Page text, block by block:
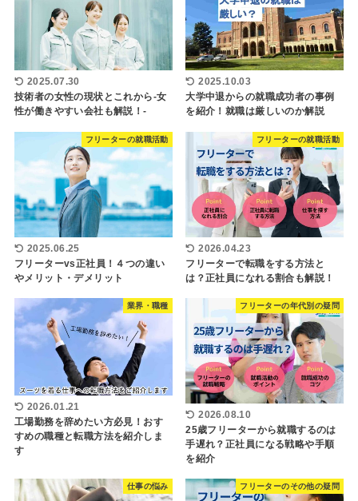
2025.07.30
技術者の女性の現状とこれから-女
性が働きやすい会社も解説！-
2025.10.03
大学中退からの就職成功者の事例
を紹介！就職は厳しいのか解説
フリーターの就職活動
2025.06.25
フリーターvs正社員！４つの違い
やメリット・デメリット
フリーターの就職活動
2026.04.23
フリーターで転職をする方法と
は？正社員になれる割合も解説！
業界・職種
2026.01.21
工場勤務を辞めたい方必見！おす
すめの職種と転職方法を紹介しま
す
フリーターの年代別の疑問
2026.08.10
25歳フリーターから就職するのは
手遅れ？正社員になる戦略や手順
を紹介
仕事の悩み フリーターのその他の疑問